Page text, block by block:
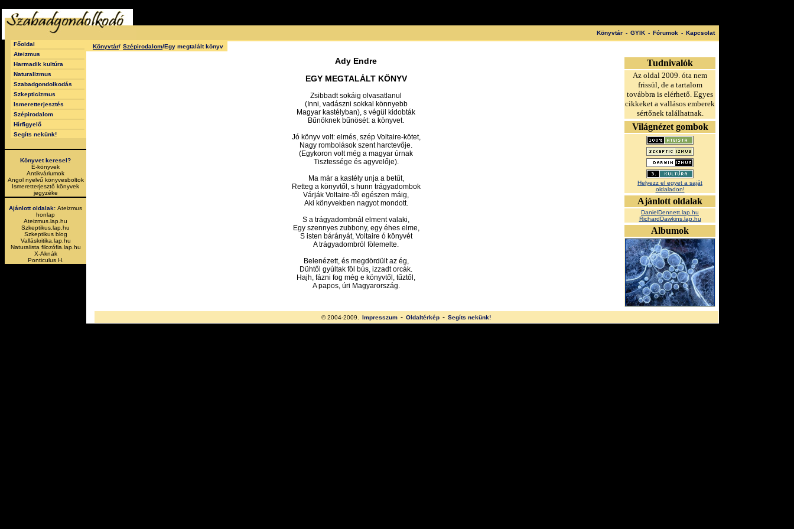
Főoldal
Ateizmus
Harmadik kultúra
Naturalizmus
Szabadgondolkodás
Szkepticizmus
Ismeretterjesztés
Szépirodalom
Hírfigyelő
Segíts nekünk!
Könyvet keresel?
E-könyvek
Antikváriumok
Angol nyelvű könyvesboltok
Ismeretterjesztő könyvek
jegyzéke
Ajánlott oldalak: Ateizmus
honlap
Ateizmus.lap.hu
Szkeptikus.lap.hu
Szkeptikus blog
Valláskritika.lap.hu
Naturalista filozófia.lap.hu
X-Aknák
Ponticulus H.
Könyvtár - GYIK - Fórumok - Kapcsolat
Könyvtár/ Szépirodalom/Egy megtalált könyv
Ady Endre
EGY MEGTALÁLT KÖNYV
Zsibbadt sokáig olvasatlanul
(Inni, vadászni sokkal könnyebb
Magyar kastélyban), s végül kidobták
Bűnöknek bűnösét: a könyvet.
Jó könyv volt: elmés, szép Voltaire-kötet,
Nagy rombolások szent harctevője.
(Egykoron volt még a magyar úrnak
Tisztessége és agyvelője).
Ma már a kastély unja a betűt,
Retteg a könyvtől, s hunn trágyadombok
Várják Voltaire-től egészen máig,
Aki könyvekben nagyot mondott.
S a trágyadombnál elment valaki,
Egy szennyes zubbony, egy éhes elme,
S isten bárányát, Voltaire ó könyvét
A trágyadombról fölemelte.
Belenézett, és megdördült az ég,
Dühtől gyúltak föl bús, izzadt orcák.
Hajh, fázni fog még e könyvtől, tűztől,
A papos, úri Magyarország.
Tudnivalók
Az oldal 2009. óta nem
frissül, de a tartalom
továbbra is elérhető. Egyes
cikkeket a vallásos emberek
sértőnek találhatnak.
Világnézet gombok
Helyezz el egyet a saját
oldaladon!
Ajánlott oldalak
DanielDennett.lap.hu
RichardDawkins.lap.hu
Albumok
© 2004-2009. Impresszum - Oldaltérkép - Segíts nekünk!